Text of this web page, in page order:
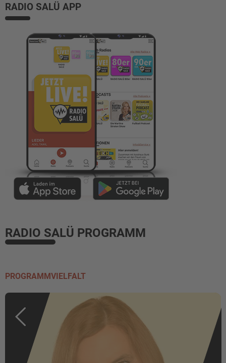
RADIO SALÜ APP
RADIO SALÜ PROGRAMM
PROGRAMMVIELFALT